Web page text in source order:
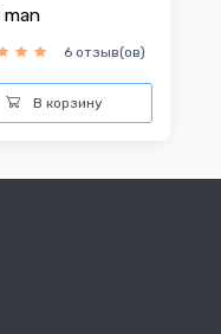
man
6 отзыв(ов)
В корзину